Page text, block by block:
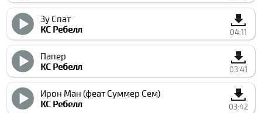
Зу Спат
КC Ребелл
04:11
Папер
КC Ребелл
03:41
Ирон Ман (феат Суммер Cем)
КC Ребелл
03:42